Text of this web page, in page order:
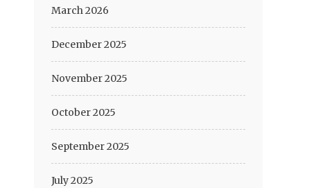
March 2026
December 2025
November 2025
October 2025
September 2025
July 2025